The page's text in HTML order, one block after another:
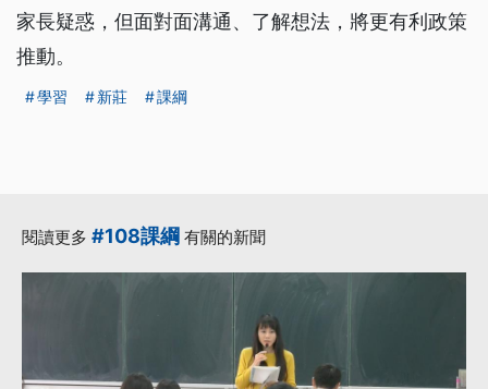
家長疑惑，但面對面溝通、了解想法，將更有利政策
推動。
學習 新莊 課綱
閱讀更多 #108課綱 有關的新聞